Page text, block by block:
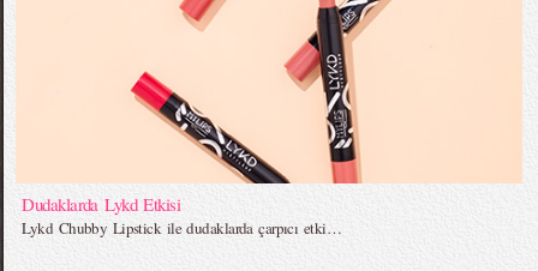
Dudaklarda Lykd Etkisi
Lykd Chubby Lipstick ile dudaklarda çarpıcı etki…